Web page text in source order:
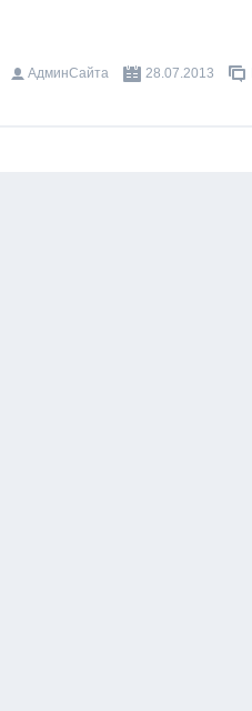
АдминСайта 28.07.2013